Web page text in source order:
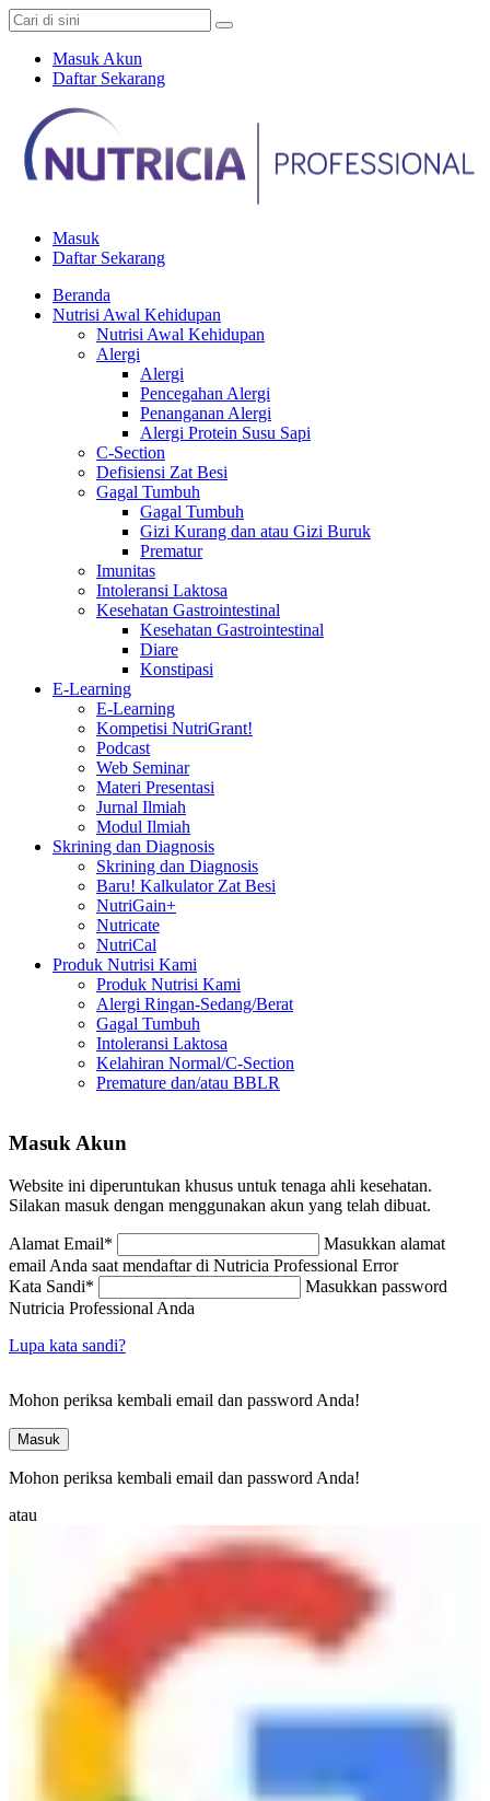
Masuk Akun
Daftar Sekarang
Masuk
Daftar Sekarang
Beranda
Nutrisi Awal Kehidupan
Nutrisi Awal Kehidupan
Alergi
Alergi
Pencegahan Alergi
Penanganan Alergi
Alergi Protein Susu Sapi
C-Section
Defisiensi Zat Besi
Gagal Tumbuh
Gagal Tumbuh
Gizi Kurang dan atau Gizi Buruk
Prematur
Imunitas
Intoleransi Laktosa
Kesehatan Gastrointestinal
Kesehatan Gastrointestinal
Diare
Konstipasi
E-Learning
E-Learning
Kompetisi NutriGrant!
Podcast
Web Seminar
Materi Presentasi
Jurnal Ilmiah
Modul Ilmiah
Skrining dan Diagnosis
Skrining dan Diagnosis
Baru! Kalkulator Zat Besi
NutriGain+
Nutricate
NutriCal
Produk Nutrisi Kami
Produk Nutrisi Kami
Alergi Ringan-Sedang/Berat
Gagal Tumbuh
Intoleransi Laktosa
Kelahiran Normal/C-Section
Premature dan/atau BBLR
Masuk Akun
Website ini diperuntukan khusus untuk tenaga ahli kesehatan.
Silakan masuk dengan menggunakan akun yang telah dibuat.
Alamat Email*
Masukkan alamat
email Anda saat mendaftar di Nutricia Professional Error
Kata Sandi*
Masukkan password
Nutricia Professional Anda
Lupa kata sandi?
Mohon periksa kembali email dan password Anda!
Masuk
Mohon periksa kembali email dan password Anda!
atau